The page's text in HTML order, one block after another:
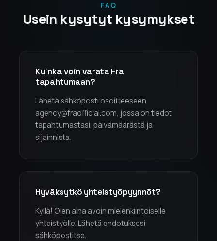
FAQ
Usein kysytyt kysymykset
Kuinka voin varata Fra
tapahtumaan?
Lähetä sähköposti osoitteeseen
agency@fraofficial.com, jossa on tiedot
tapahtumastasi, päivämäärästä ja
sijainnista.
Hyväksytkö yhteistyöpyynnöt?
Kyllä! Olen aina avoin mielenkiintoiselle
yhteistyölle. Lähetä ehdotuksesi
sähköpostitse.